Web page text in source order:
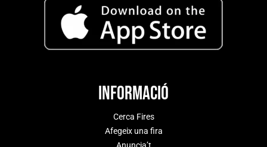
Informació
Cerca Fires
Afegeix una fira
Anuncia’t